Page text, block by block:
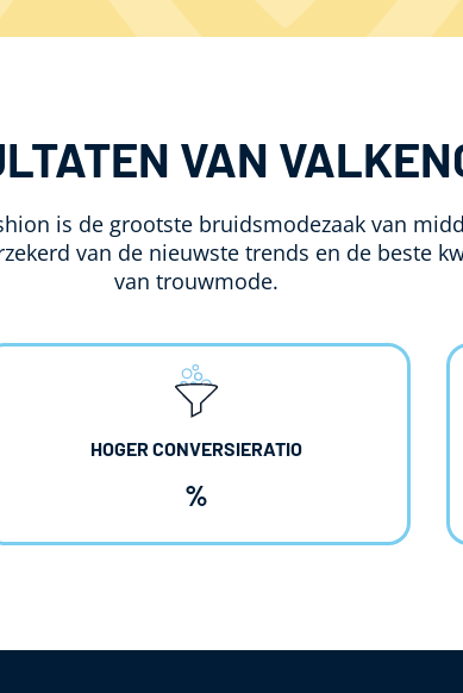
VAN
is de grootste bruidsmodezaak van
van de nieuwste trends en de beste
van trouwmode.
HOGER CONVERSIERATIO
%